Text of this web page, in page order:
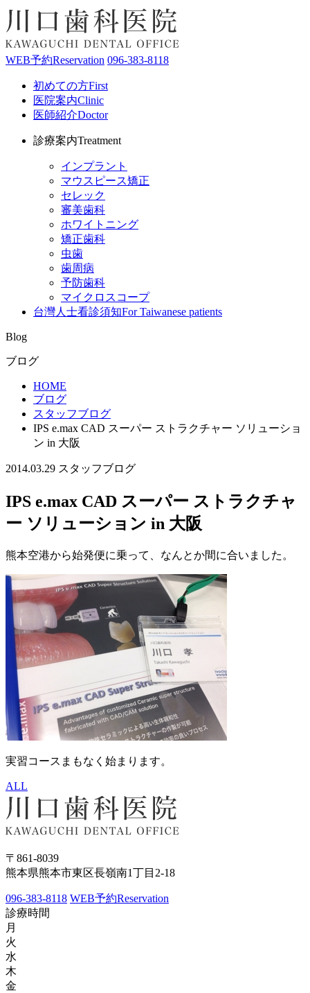
WEB予約Reservation 096-383-8118
初めての方First
医院案内Clinic
医師紹介Doctor
診療案内Treatment
インプラント
マウスピース矯正
セレック
審美歯科
ホワイトニング
矯正歯科
虫歯
歯周病
予防歯科
マイクロスコープ
台灣人士看診須知For Taiwanese patients
Blog
ブログ
HOME
ブログ
スタッフブログ
IPS e.max CAD スーパー ストラクチャー ソリューショ
ン in 大阪
2014.03.29 スタッフブログ
IPS e.max CAD スーパー ストラクチャ
ー ソリューション in 大阪
熊本空港から始発便に乗って、なんとか間に合いました。
実習コースまもなく始まります。
ALL
〒861-8039
熊本県熊本市東区長嶺南1丁目2-18
096-383-8118 WEB予約Reservation
診療時間
月
火
水
木
金